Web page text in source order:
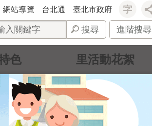
網站導覽 台北通 臺北市政府
搜尋 進階搜尋
色 里活動花絮